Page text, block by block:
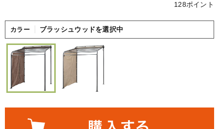
128ポイント
カラー ブラッシュウッドを選択中